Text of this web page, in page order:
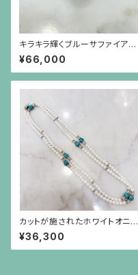
キラキラ輝くブルーサファイア
（7.93ct）の植物模様フレーム
のシルバーリング
¥66,000
カットが施されたホワイトオニキ
スと円盤型の水晶、ロンデル、彫
りが施されたターコイズのロン
グネックレス
¥36,300